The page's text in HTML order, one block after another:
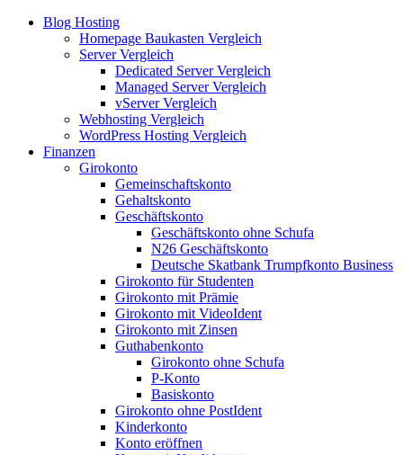
Blog Hosting
Homepage Baukasten Vergleich
Server Vergleich
Dedicated Server Vergleich
Managed Server Vergleich
vServer Vergleich
Webhosting Vergleich
WordPress Hosting Vergleich
Finanzen
Girokonto
Gemeinschaftskonto
Gehaltskonto
Geschäftskonto
Geschäftskonto ohne Schufa
N26 Geschäftskonto
Deutsche Skatbank Trumpfkonto Business
Girokonto für Studenten
Girokonto mit Prämie
Girokonto mit VideoIdent
Girokonto mit Zinsen
Guthabenkonto
Girokonto ohne Schufa
P-Konto
Basiskonto
Girokonto ohne PostIdent
Kinderkonto
Konto eröffnen